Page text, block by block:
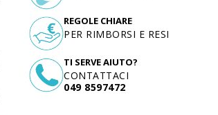
TI SERVE AIUTO?
CONTATTACI
049 8597472
REGOLE CHIARE
PER RIMBORSI E RESI